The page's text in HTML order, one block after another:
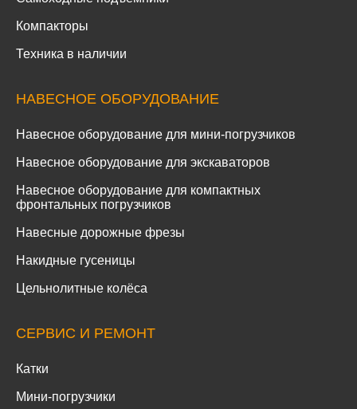
Компакторы
Техника в наличии
НАВЕСНОЕ ОБОРУДОВАНИЕ
Навесное оборудование для мини-погрузчиков
Навесное оборудование для экскаваторов
Навесное оборудование для компактных
фронтальных погрузчиков
Навесные дорожные фрезы
Накидные гусеницы
Цельнолитные колёса
СЕРВИС И РЕМОНТ
Катки
Мини-погрузчики